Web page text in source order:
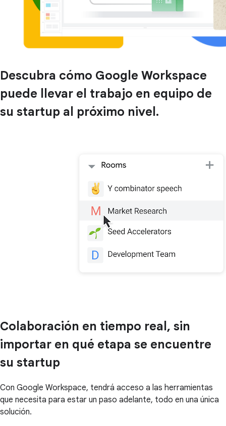
Descubra cómo Google Workspace
puede llevar el trabajo en equipo de
su startup al próximo nivel.
Colaboración en tiempo real, sin
importar en qué etapa se encuentre
su startup
Con Google Workspace, tendrá acceso a las herramientas
que necesita para estar un paso adelante, todo en una única
solución.